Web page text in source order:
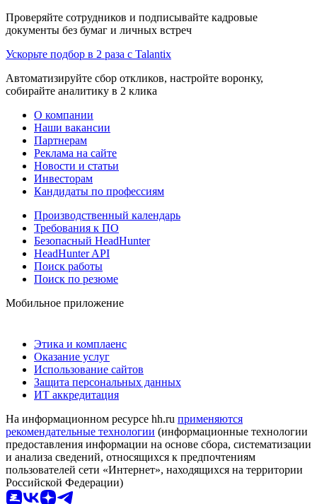
Проверяйте сотрудников и подписывайте кадровые
документы без бумаг и личных встреч
Ускорьте подбор в 2 раза с Talantix
Автоматизируйте сбор откликов, настройте воронку,
собирайте аналитику в 2 клика
О компании
Наши вакансии
Партнерам
Реклама на сайте
Новости и статьи
Инвесторам
Кандидаты по профессиям
Производственный календарь
Требования к ПО
Безопасный HeadHunter
HeadHunter API
Поиск работы
Поиск по резюме
Мобильное приложение
Этика и комплаенс
Оказание услуг
Использование сайтов
Защита персональных данных
ИТ аккредитация
На информационном ресурсе hh.ru применяются
рекомендательные технологии (информационные технологии
предоставления информации на основе сбора, систематизации
и анализа сведений, относящихся к предпочтениям
пользователей сети «Интернет», находящихся на территории
Российской Федерации)